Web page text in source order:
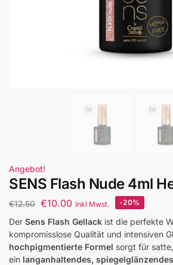
Angebot!
SENS Flash Nude 4ml
€12.50 €10.00 inkl Mwst. -20%
Der Sens Flash Gellack ist die perfekte
kompromisslose Qualität und intensiven
hochpigmentierte Formel sorgt für
ein langanhaltendes,